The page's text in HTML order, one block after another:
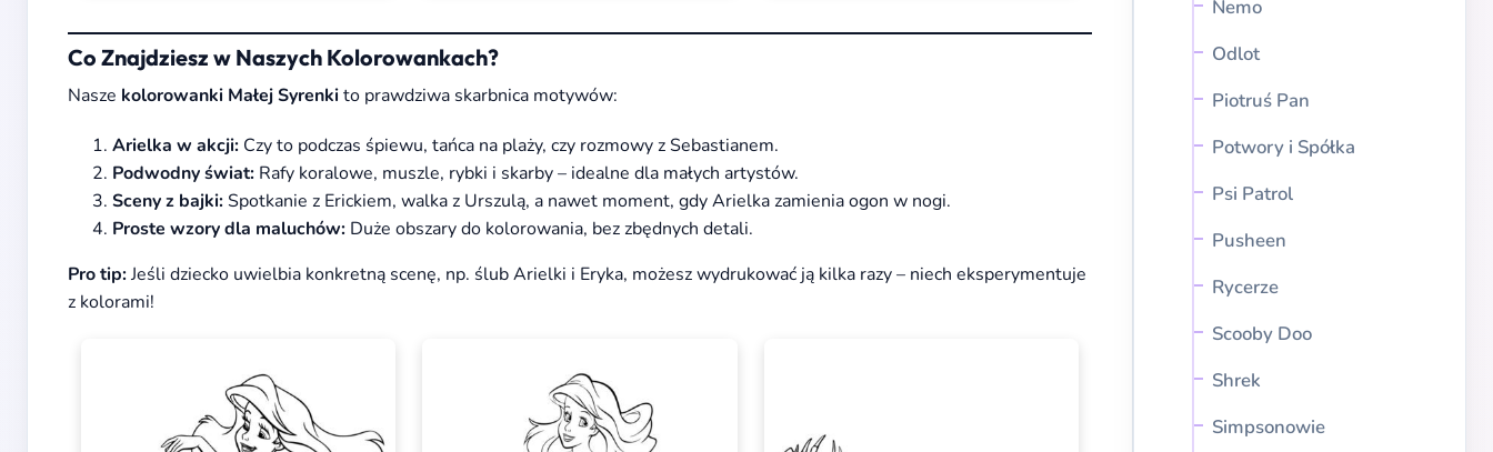
Nemo
Odlot
Piotruś Pan
Potwory i Spółka
Psi Patrol
Pusheen
Rycerze
Scooby Doo
Shrek
Simpsonowie
Co Znajdziesz w Naszych Kolorowankach?
Nasze kolorowanki Małej Syrenkito prawdziwa skarbnica motywów:
Arielka w akcji: Czy to podczas śpiewu, tańca na plaży, czy rozmowy z Sebastianem.
Podwodny świat: Rafy koralowe, muszle, rybki i skarby – idealne dla małych artystów.
Sceny z bajki:Spotkanie z Erickiem, walka z Urszulą, a nawet moment, gdy Arielka zamienia ogon w nogi.
Proste wzory dla maluchów: Duże obszary do kolorowania, bez zbędnych detali.
Pro tip:Jeśli dziecko uwielbia konkretną scenę, np. ślub Arielki i Eryka, możesz wydrukować ją kilka razy – niech eksperymentuje
z kolorami!